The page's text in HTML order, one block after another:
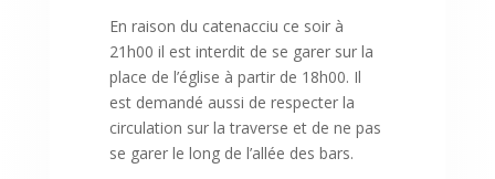
En raison du catenacciu ce soir à
21h00 il est interdit de se garer sur la
place de l’église à partir de 18h00. Il
est demandé aussi de respecter la
circulation sur la traverse et de ne pas
se garer le long de l’allée des bars.